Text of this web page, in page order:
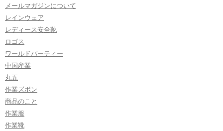
メールマガジンについて
レインウェア
レディース安全靴
ロゴス
ワールドパーティー
中国産業
丸五
作業ズボン
商品のこと
作業服
作業靴